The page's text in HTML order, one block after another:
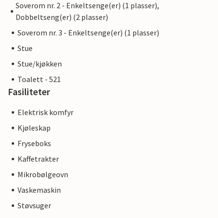
Soverom nr. 2 - Enkeltsenge(er) (1 plasser),
Dobbeltseng(er) (2 plasser)
Soverom nr. 3 - Enkeltsenge(er) (1 plasser)
Stue
Stue/kjøkken
Toalett - 521
Fasiliteter
Elektrisk komfyr
Kjøleskap
Fryseboks
Kaffetrakter
Mikrobølgeovn
Vaskemaskin
Støvsuger